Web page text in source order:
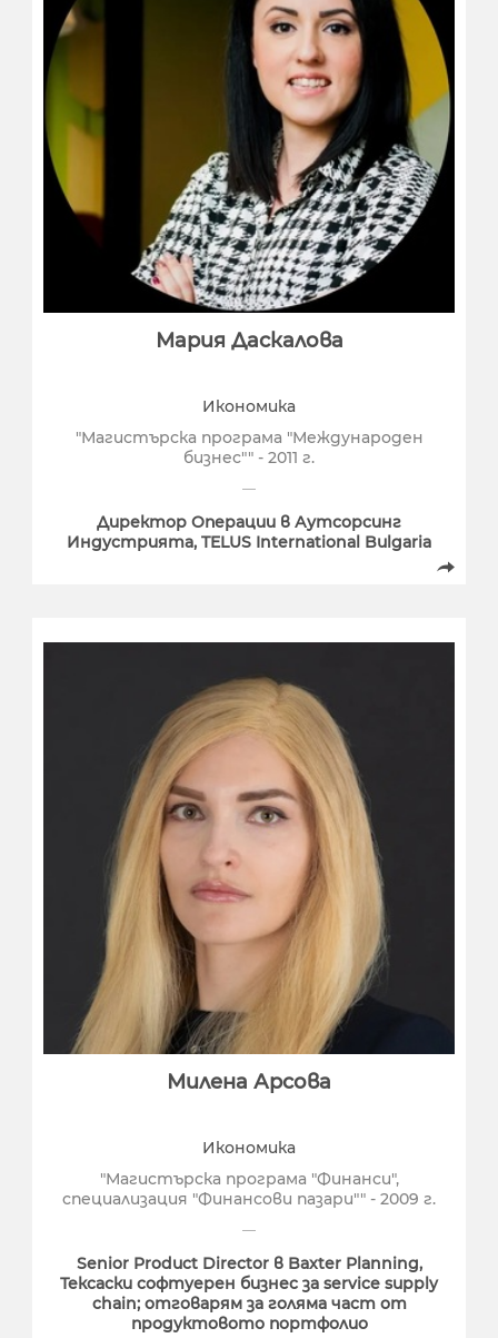

Мария Даскалова
Икономика
"Магистърска програма "Международен
бизнес"" - 2011 г.
Директор Операции в Аутсорсинг
Индустрията, TELUS International Bulgaria
Милена Арсова
Икономика
"Магистърска програма "Финанси",
специализация "Финансови пазари"" - 2009 г.
Senior Product Director в Baxter Planning,
Тексаски софтуерен бизнес за service supply
chain; отговарям за голяма част от
продуктовото портфолио